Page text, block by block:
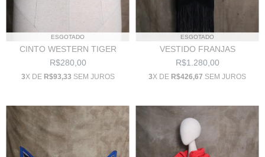
ESGOTADO
CINTO WESTERN TIGER
R$280,00
3X DE R$93,33 SEM JUROS
ESGOTADO
VESTIDO FRANJAS
R$1.280,00
3X DE R$426,67 SEM JUROS